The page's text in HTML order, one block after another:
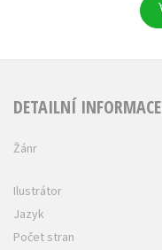
DETAILNÍ INFORMACE
Žánr
Ilustrátor
Jazyk
Počet stran